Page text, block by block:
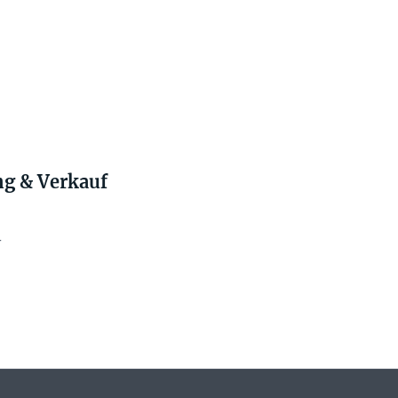
& Verkauf